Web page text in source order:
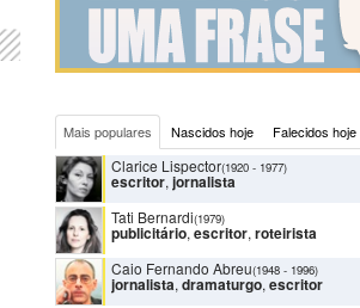
Mais populares Nascidos hoje Falecidos hoje
Clarice Lispector(1920 - 1977)
escritor, jornalista
Tati Bernardi(1979)
publicitário, escritor, roteirista
Caio Fernando Abreu(1948 - 1996)
jornalista, dramaturgo, escritor